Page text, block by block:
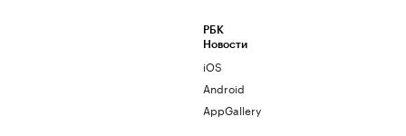
РБК
Новости
iOS
Android
AppGallery